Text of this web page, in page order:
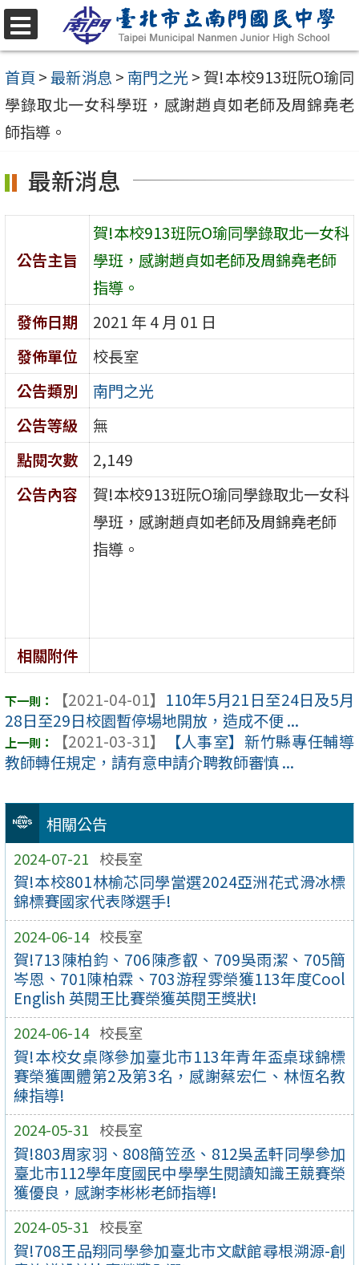
跳
至
主
要
內
區
選
單
首頁 >最新消息 >南門之光> 賀!本校913班阮O瑜同
學錄取北一女科學班，感謝趙貞如老師及周錦堯老
師指導。
相關公告
2024-07-21 校長室
賀!本校801林榆芯同學當選2024亞洲花式滑冰標
錦標賽國家代表隊選手!
2024-06-14 校長室
賀!713陳柏鈞、706陳彥叡、709吳雨潔、705簡
岑恩、701陳柏霖、703游程雰榮獲113年度Cool
English 英閱王比賽榮獲英閱王獎狀!
2024-06-14 校長室
賀!本校女桌隊參加臺北市113年青年盃桌球錦標
賽榮獲團體第2及第3名，感謝蔡宏仁、林恆名教
練指導!
2024-05-31 校長室
賀!803周家羽、808簡笠丞、812吳孟軒同學參加
臺北市112學年度國民中學學生閱讀知識王競賽榮
獲優良，感謝李彬彬老師指導!
2024-05-31 校長室
賀!708王品翔同學參加臺北市文獻館尋根溯源-創
最新消息
公告主旨
賀!本校913班阮O瑜同學錄取北一女科
學班，感謝趙貞如老師及周錦堯老師
指導。
發佈日期
2021 年 4 月 01 日
發佈單位
校長室
公告類別
南門之光
公告等級
無
點閱次數
2,149
公告內容
賀!本校913班阮O瑜同學錄取北一女科
學班，感謝趙貞如老師及周錦堯老師
指導。
相關附件
【2021-04-01】 110年5月21日至24日及5月
28日至29日校園暫停場地開放，造成不便 ...
【2021-03-31】
【人事室】新竹縣專任輔導
教師轉任規定，請有意申請介聘教師審慎 ...